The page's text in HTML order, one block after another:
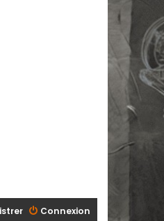
Connexion